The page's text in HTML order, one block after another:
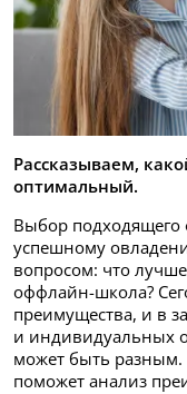
Рассказываем,
оптимальный.
Выбор подходящего
успешному
вопросом: что
оффлайн-школа?
преимущества, и в
и индивидуальных
может быть разным.
поможет анализ